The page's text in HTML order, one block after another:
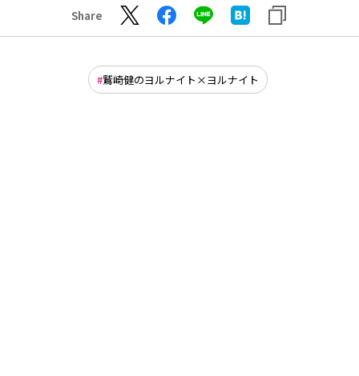
Share
鷲崎健のヨルナイト×ヨルナイト